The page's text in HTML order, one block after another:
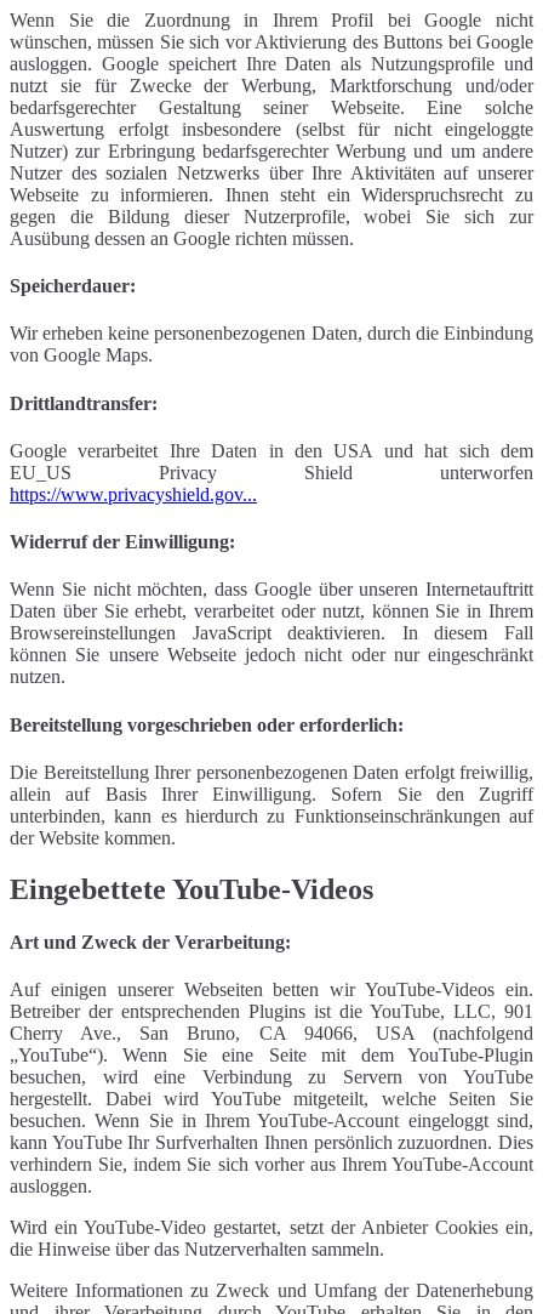
Wenn Sie die Zuordnung in Ihrem Profil bei Google nicht
wünschen, müssen Sie sich vor Aktivierung des Buttons bei Google
ausloggen. Google speichert Ihre Daten als Nutzungsprofile und
nutzt sie für Zwecke der Werbung, Marktforschung und/oder
bedarfsgerechter Gestaltung seiner Webseite. Eine solche
Auswertung erfolgt insbesondere (selbst für nicht eingeloggte
Nutzer) zur Erbringung bedarfsgerechter Werbung und um andere
Nutzer des sozialen Netzwerks über Ihre Aktivitäten auf unserer
Webseite zu informieren. Ihnen steht ein Widerspruchsrecht zu
gegen die Bildung dieser Nutzerprofile, wobei Sie sich zur
Ausübung dessen an Google richten müssen.
Speicherdauer:
Wir erheben keine personenbezogenen Daten, durch die Einbindung
von Google Maps.
Drittlandtransfer:
Google verarbeitet Ihre Daten in den USA und hat sich dem
EU_US Privacy Shield unterworfen
https://www.privacyshield.gov...
Widerruf der Einwilligung:
Wenn Sie nicht möchten, dass Google über unseren Internetauftritt
Daten über Sie erhebt, verarbeitet oder nutzt, können Sie in Ihrem
Browsereinstellungen JavaScript deaktivieren. In diesem Fall
können Sie unsere Webseite jedoch nicht oder nur eingeschränkt
nutzen.
Bereitstellung vorgeschrieben oder erforderlich:
Die Bereitstellung Ihrer personenbezogenen Daten erfolgt freiwillig,
allein auf Basis Ihrer Einwilligung. Sofern Sie den Zugriff
unterbinden, kann es hierdurch zu Funktionseinschränkungen auf
der Website kommen.
Eingebettete YouTube-Videos
Art und Zweck der Verarbeitung:
Auf einigen unserer Webseiten betten wir YouTube-Videos ein.
Betreiber der entsprechenden Plugins ist die YouTube, LLC, 901
Cherry Ave., San Bruno, CA 94066, USA (nachfolgend
„YouTube“). Wenn Sie eine Seite mit dem YouTube-Plugin
besuchen, wird eine Verbindung zu Servern von YouTube
hergestellt. Dabei wird YouTube mitgeteilt, welche Seiten Sie
besuchen. Wenn Sie in Ihrem YouTube-Account eingeloggt sind,
kann YouTube Ihr Surfverhalten Ihnen persönlich zuzuordnen. Dies
verhindern Sie, indem Sie sich vorher aus Ihrem YouTube-Account
ausloggen.
Wird ein YouTube-Video gestartet, setzt der Anbieter Cookies ein,
die Hinweise über das Nutzerverhalten sammeln.
Weitere Informationen zu Zweck und Umfang der Datenerhebung